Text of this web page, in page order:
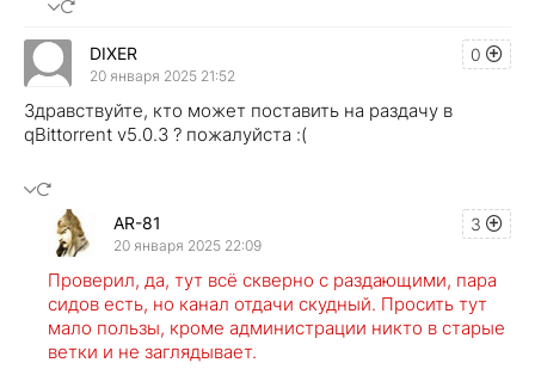
0
DIXER
20 января 2025 21:52
Здравствуйте, кто может поставить на раздачу в
qBittorrent v5.0.3 ? пожалуйста :(
3
AR-81
20 января 2025 22:09
Проверил, да, тут всё скверно с раздающими, пара
сидов есть, но канал отдачи скудный. Просить тут
мало пользы, кроме администрации никто в старые
ветки и не заглядывает.